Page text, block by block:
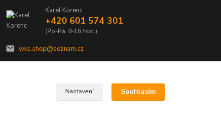
Karel Korenc
+420 601 574 301
(Po-Pá, 8-16 hod.)
wks.shop@seznam.cz
Nastavení Souhlasím